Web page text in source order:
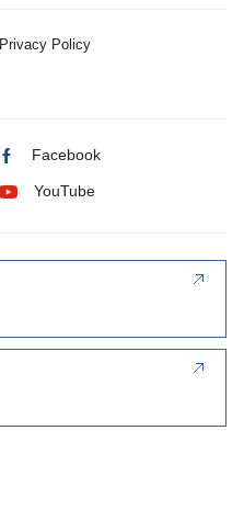
Privacy Policy
Facebook
YouTube